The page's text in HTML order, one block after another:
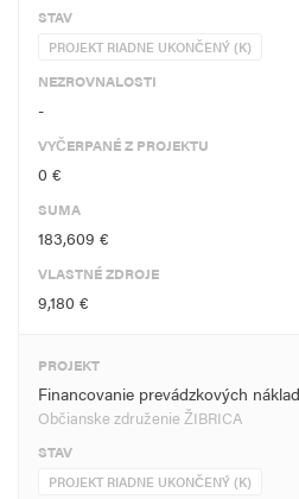
STAV
PROJEKT RIADNE UKONČENÝ (K)
NEZROVNALOSTI
-
VYČERPANÉ Z PROJEKTU
0 €
SUMA
183,609 €
VLASTNÉ ZDROJE
9,180 €
PROJEKT
Financovanie prevádzkových
Občianske združenie ŽIBRICA
STAV
PROJEKT RIADNE UKONČENÝ (K)